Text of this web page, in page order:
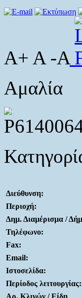
A+ A -A
Αμαλία
Διεύθυνση:
Δημ. Διαμέρισμα /
Τηλέφωνο:
Fax:
Email:
Ιστοσελίδα:
Περίοδος λειτουργίας: